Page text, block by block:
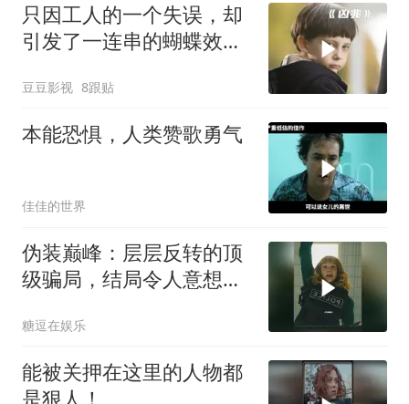
只因工人的一个失误，却
引发了一连串的蝴蝶效
豆豆影视 8跟贴
本能恐惧，人类赞歌勇气
佳佳的世界
伪装巅峰：层层反转的顶
级骗局，结局令人意想不
糖逗在娱乐
能被关押在这里的人物都
是狠人！